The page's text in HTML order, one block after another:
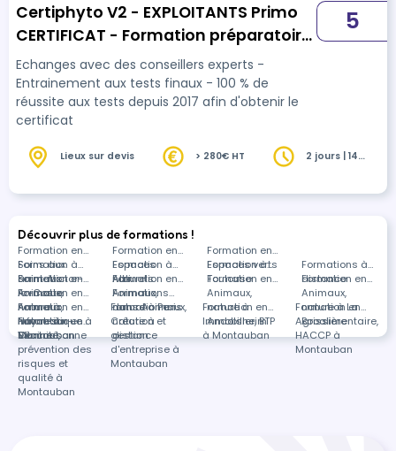
Certiphyto V2 - EXPLOITANTS Primo
CERTIFICAT - Formation préparatoire
Décideur ENSA
Echanges avec des conseillers experts -
Entrainement aux tests finaux - 100 % de
réussite aux tests depuis 2017 afin d'obtenir le
certificat
5
Lieux sur devis > 280€ HT
2 jours | 14
Découvrir plus de formations !
Formation en
Soins aux
animaux
Formation en
Espaces
naturels
Formation en
Espaces verts
Formation à
Saint-Victor-
la-Coste
Formation à
Albi
Formation à
Toulouse
Formations à
distance
Formation en
Animaux,
nature à
Noyal-sur-
Vilaine
Formation en
Animaux,
nature à Paris
Formation en
Animaux,
nature à
Andolsheim
Formation en
Animaux,
nature à La
Boissière
Formation en
Animaux,
nature à
Carcassonne
Formations
dans Animaux,
nature à
distance
Formation en
Informatique à
Montauban
Formation en
Création et
gestion
d'entreprise à
Montauban
Formation en
Immobilier, BTP
à Montauban
Formation en
Agroalimentaire,
HACCP à
Montauban
Formation en
Sécurité,
prévention des
risques et
qualité à
Montauban